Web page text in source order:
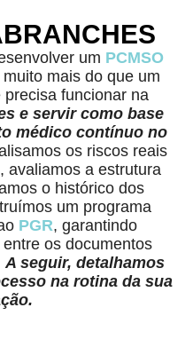
um PCMSO
mais do que um
funcionar na
e servir como base
médico contínuo no
os riscos reais
avaliamos a estrutura
o histórico dos
um programa
PGR, garantindo
os documentos
A seguir, detalhamos
na rotina da sua